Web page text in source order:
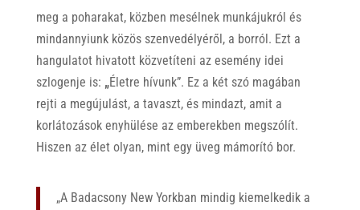
meg a poharakat, közben mesélnek munkájukról és
mindannyiunk közös szenvedélyéről, a borról. Ezt a
hangulatot hivatott közvetíteni az esemény idei
szlogenje is: „Életre hívunk”. Ez a két szó magában
rejti a megújulást, a tavaszt, és mindazt, amit a
korlátozások enyhülése az emberekben megszólít.
Hiszen az élet olyan, mint egy üveg mámorító bor.
„A Badacsony New Yorkban mindig kiemelkedik a